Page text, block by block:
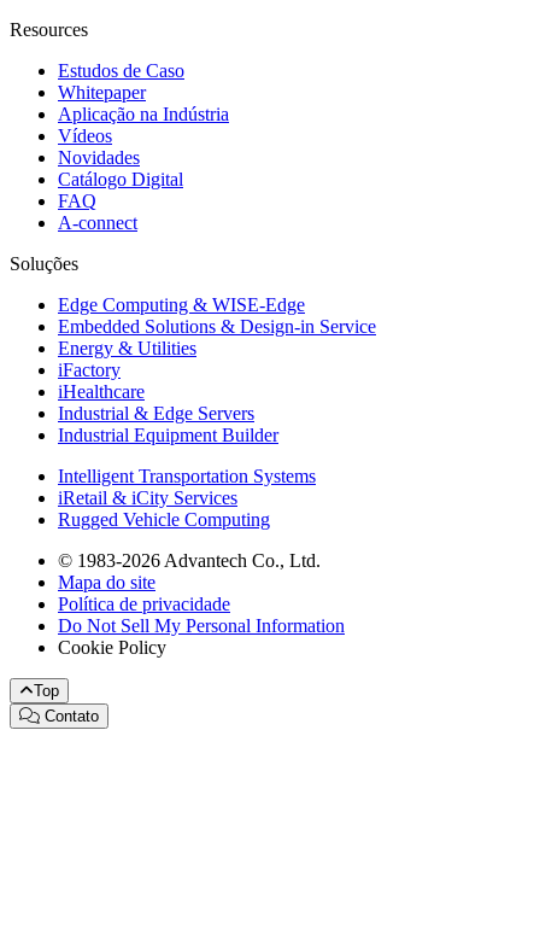
Resources
Estudos de Caso
Whitepaper
Aplicação na Indústria
Vídeos
Novidades
Catálogo Digital
FAQ
A-connect
Soluções
Edge Computing & WISE-Edge
Embedded Solutions & Design-in Service
Energy & Utilities
iFactory
iHealthcare
Industrial & Edge Servers
Industrial Equipment Builder
Intelligent Transportation Systems
iRetail & iCity Services
Rugged Vehicle Computing
© 1983-2026 Advantech Co., Ltd.
Mapa do site
Política de privacidade
Do Not Sell My Personal Information
Cookie Policy
Top
Contato